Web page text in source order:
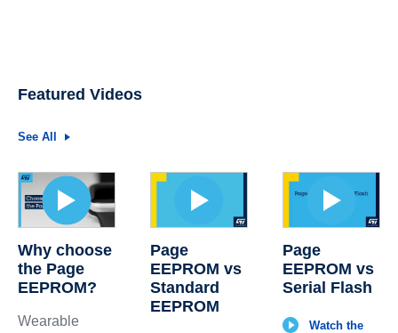
Featured Videos
See All
Why choose
the Page
EEPROM?
Wearable
Page
EEPROM vs
Standard
EEPROM
Page
EEPROM vs
Serial Flash
Watch the